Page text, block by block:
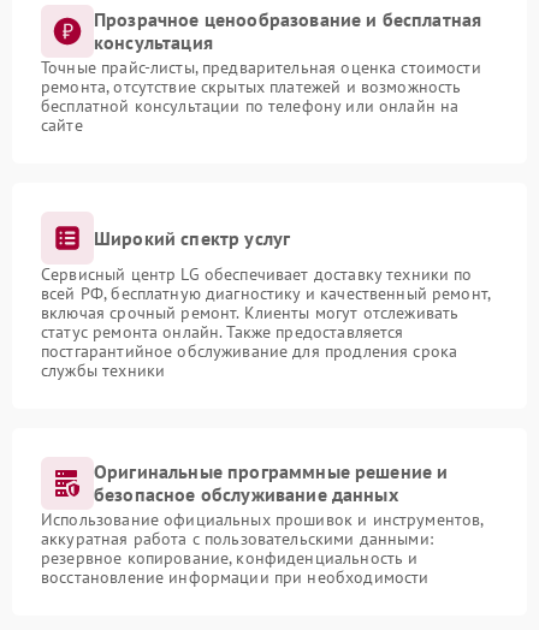
Прозрачное ценообразование и бесплатная
консультация
Точные прайс-листы, предварительная оценка стоимости
ремонта, отсутствие скрытых платежей и возможность
бесплатной консультации по телефону или онлайн на
сайте
Широкий спектр услуг
Сервисный центр LG обеспечивает доставку техники по
всей РФ, бесплатную диагностику и качественный ремонт,
включая срочный ремонт. Клиенты могут отслеживать
статус ремонта онлайн. Также предоставляется
постгарантийное обслуживание для продления срока
службы техники
Оригинальные программные решение и
безопасное обслуживание данных
Использование официальных прошивок и инструментов,
аккуратная работа с пользовательскими данными:
резервное копирование, конфиденциальность и
восстановление информации при необходимости